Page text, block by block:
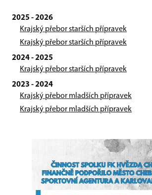
2025 - 2026
Krajský přebor starších přípravek
Krajský přebor starších přípravek
2024 - 2025
Krajský přebor starších přípravek
2023 - 2024
Krajský přebor mladších přípravek
Krajský přebor mladších přípravek